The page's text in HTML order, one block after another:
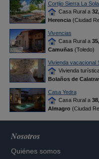
Cortijo Sierra La
Casa Rural a
Herencia(Ciudad
Vivencias
Casa Rural a
Camuñas(Toledo)
Vivienda vacacional
Vivienda
Bolaños de
Casa Yedra
Casa Rural a
Almagro(Ciudad
Nosotros
Quiénes somos